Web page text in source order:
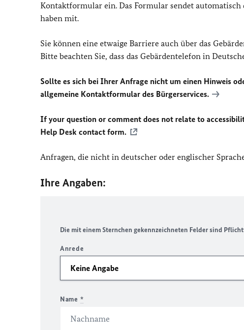
Kontaktformular ein. Das Formular sendet automatisch
haben mit.
Sie können eine etwaige Barriere auch über das
Bitte beachten Sie, dass das Gebärdentelefon in
Sollte es sich bei Ihrer Anfrage nicht um einen Hinweis
allgemeine Kontaktformular des Bürgerservices.
If your question or comment does not relate to
Help Desk contact form.
Anfragen, die nicht in deutscher oder englischer
Ihre Angaben:
Die mit einem Sternchen gekennzeichneten Felder sind
Anrede
Name *